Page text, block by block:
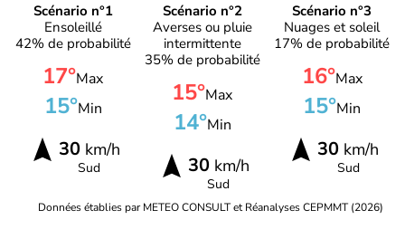
Scénario n°1
Ensoleillé
42% de probabilité
17°Max
15°Min
30km/h
Sud
Scénario n°2
Averses ou pluie
intermittente
35% de probabilité
15°Max
14°Min
30km/h
Sud
Scénario n°3
Nuages et soleil
17% de probabilité
16°Max
15°Min
30 km/h
Sud
Données établies par METEO CONSULT et Réanalyses CEPMMT (2026)